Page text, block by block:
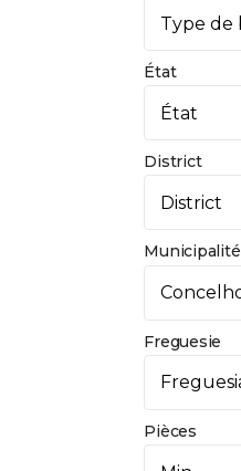
État
District
Municipalité
Freguesie
Pièces